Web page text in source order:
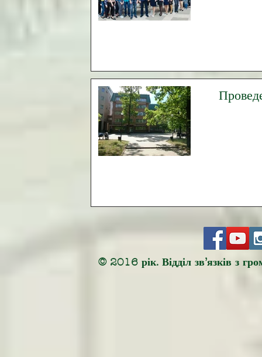
© 2016 рік. Відділ зв’язків з